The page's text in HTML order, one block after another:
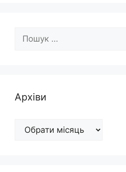
Архіви
Архіви